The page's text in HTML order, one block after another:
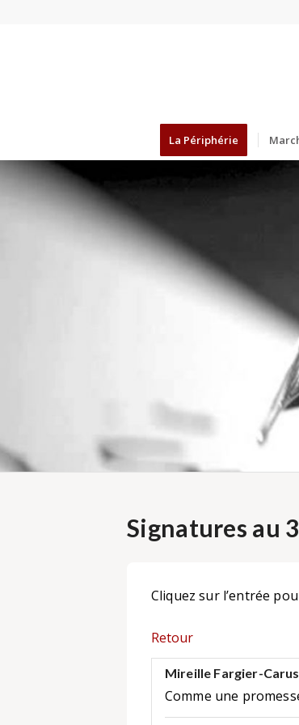
La Périphérie
Signatures au
Cliquez sur l’entrée
Retour
Mireille Fargier-
Comme une